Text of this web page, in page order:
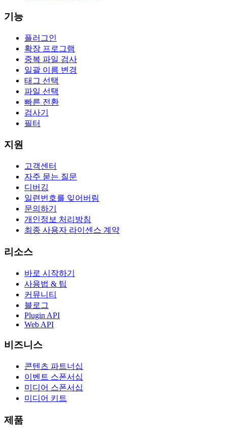
기능
플러그인
확장 프로그램
중복 파일 검사
일괄 이름 변경
태그 선택
파일 선택
빠른 전환
검사기
필터
지원
고객센터
자주 묻는 질문
디버깅
일련번호를 잊어버림
문의하기
개인정보 처리방침
최종 사용자 라이센스 계약
리소스
바로 시작하기
사용법 & 팁
커뮤니티
블로그
Plugin API
Web API
비즈니스
콘텐츠 파트너십
이벤트 스폰서십
미디어 스폰서십
미디어 키트
제품